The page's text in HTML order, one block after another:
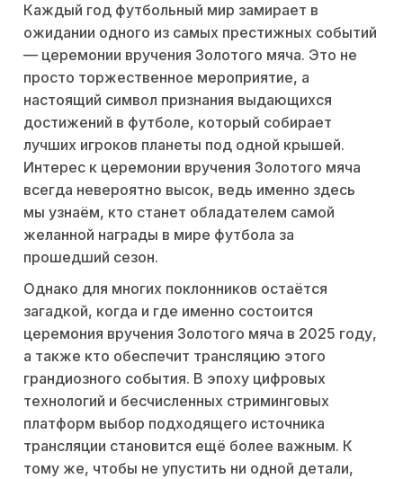
Каждый год футбольный мир замирает в
ожидании одного из самых престижных событий
— церемонии вручения Золотого мяча. Это не
просто торжественное мероприятие, а
настоящий символ признания выдающихся
достижений в футболе, который собирает
лучших игроков планеты под одной крышей.
Интерес к церемонии вручения Золотого мяча
всегда невероятно высок, ведь именно здесь
мы узнаём, кто станет обладателем самой
желанной награды в мире футбола за
прошедший сезон.
Однако для многих поклонников остаётся
загадкой, когда и где именно состоится
церемония вручения Золотого мяча в 2025 году,
а также кто обеспечит трансляцию этого
грандиозного события. В эпоху цифровых
технологий и бесчисленных стриминговых
платформ выбор подходящего источника
трансляции становится ещё более важным. К
тому же, чтобы не упустить ни одной детали,